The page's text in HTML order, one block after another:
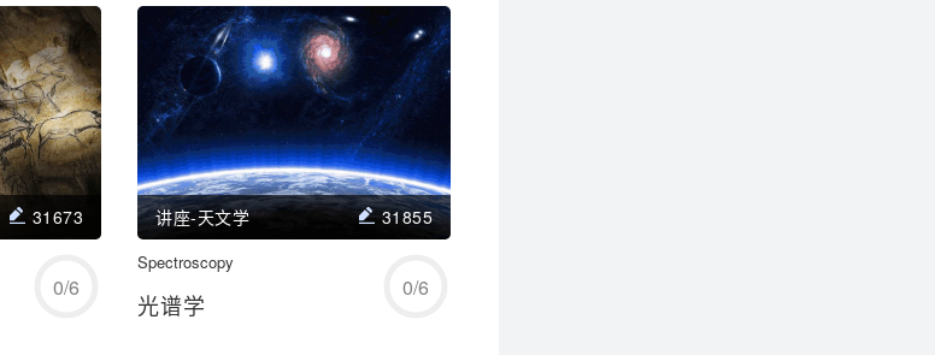
学习/回顾
31673
0/6
讲座-天文学 31855
Spectroscopy
光谱学
0/6